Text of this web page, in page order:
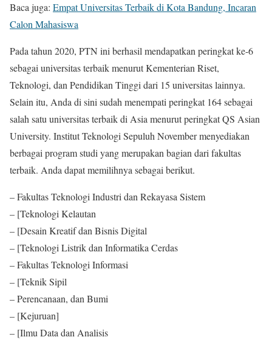
Baca juga: Empat Universitas Terbaik di Kota Bandung, Incaran
Calon Mahasiswa
Pada tahun 2020, PTN ini berhasil mendapatkan peringkat ke-6
sebagai universitas terbaik menurut Kementerian Riset,
Teknologi, dan Pendidikan Tinggi dari 15 universitas lainnya.
Selain itu, Anda di sini sudah menempati peringkat 164 sebagai
salah satu universitas terbaik di Asia menurut peringkat QS Asian
University. Institut Teknologi Sepuluh November menyediakan
berbagai program studi yang merupakan bagian dari fakultas
terbaik. Anda dapat memilihnya sebagai berikut.
– Fakultas Teknologi Industri dan Rekayasa Sistem
– [Teknologi Kelautan
– [Desain Kreatif dan Bisnis Digital
– [Teknologi Listrik dan Informatika Cerdas
– Fakultas Teknologi Informasi
– [Teknik Sipil
– Perencanaan, dan Bumi
– [Kejuruan]
– [Ilmu Data dan Analisis